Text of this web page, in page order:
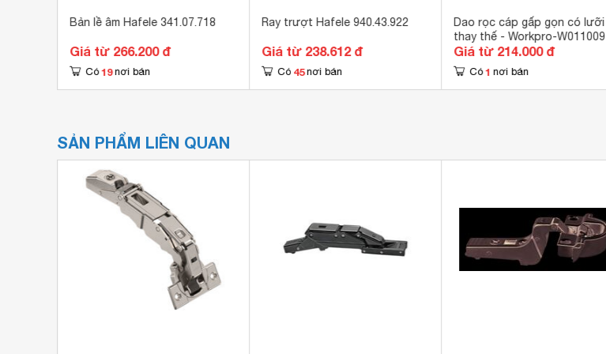
Bản lề âm Hafele 341.07.718
Giá từ 266.200 đ
Có 19 nơi bán
Ray trượt Hafele 940.43.922
Giá từ 238.612 đ
Có 45 nơi bán
Dao rọc cáp gấp gọn có lưỡi
thay thế - Workpro-W011009
Giá từ 214.000 đ
Có 1 nơi bán
SẢN PHẨM LIÊN QUAN